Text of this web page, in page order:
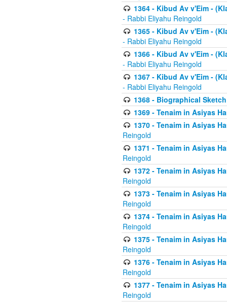
1364 - Kibud Av v'Eim -
- Rabbi Eliyahu Reingold
1365 - Kibud Av v'Eim -
- Rabbi Eliyahu Reingold
1366 - Kibud Av v'Eim -
- Rabbi Eliyahu Reingold
1367 - Kibud Av v'Eim -
- Rabbi Eliyahu Reingold
1368 - Biographical
1369 - Tenaim in Asiyas
1370 - Tenaim in Asiyas
Reingold
1371 - Tenaim in Asiyas
Reingold
1372 - Tenaim in Asiyas
Reingold
1373 - Tenaim in Asiyas
Reingold
1374 - Tenaim in Asiyas
Reingold
1375 - Tenaim in Asiyas
Reingold
1376 - Tenaim in Asiyas
Reingold
1377 - Tenaim in Asiyas
Reingold